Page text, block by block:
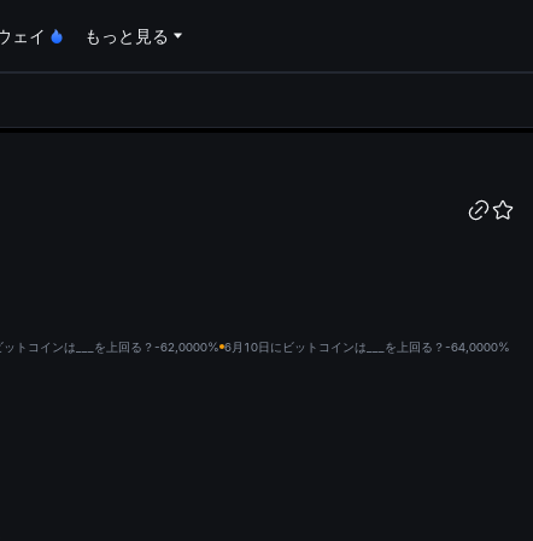
ェイ もっと見る
トコインは___を上回る？-62,0000% 6月10日にビットコインは___を上回る？-64,0000%